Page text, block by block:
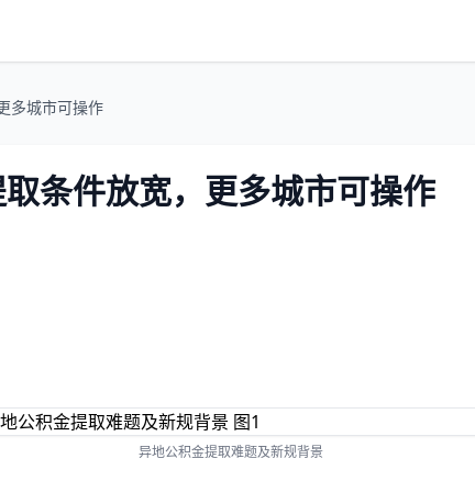
多城市可操作
条件放宽，更多城市可操作
异地公积金提取难题及新规背景